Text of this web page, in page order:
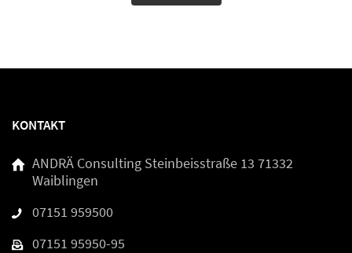
KONTAKT
ANDRÄ Consulting Steinbeisstraße 13 71332
Waiblingen
07151 959500
07151 95950-95